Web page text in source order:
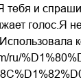
тебя и
голос.Я
ru/